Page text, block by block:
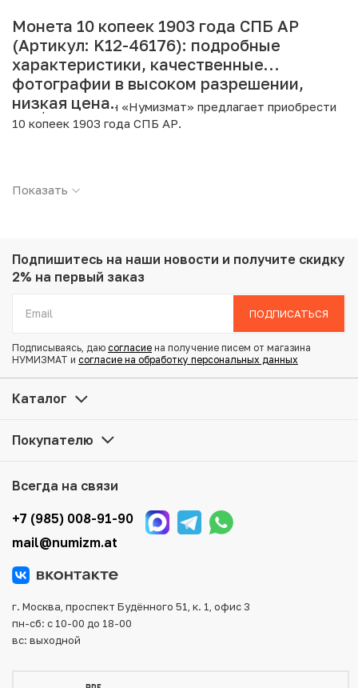
Монета 10 копеек 1903 года СПБ АР
(Артикул: K12-46176): подробные
характеристики, качественные
фотографии в высоком разрешении,
низкая цена.
Интернет магазин «Нумизмат» предлагает приобрести
10 копеек 1903 года СПБ АР.
Страна: Российская Империя
Металл: Серебро
Проба: 500
Купить 10 копеек 1903 года СПБ АР по привлекательной
цене можно в нашем интернет-магазине — Вам
нашем складе.
того, возможен самовывоз товара из офиса магазина.
Для вашего удобства представлены несколько способов
оплаты и доставки заказа. Все отправления надежно и
тщательно упаковываются, что исключает возможность
Показать
Подпишитесь на наши новости и получите скидку
2% на первый заказ
ПОДПИСАТЬСЯ
Подписываясь, даю согласие на получение писем от магазина
НУМИЗМАТ и согласие на обработку персональных данных
Каталог
Покупателю
Всегда на связи
+7 (985) 008-91-90
mail@numizm.at
г. Москва, проспект Будённого 51, к. 1, офис 3
пн-сб: с 10-00 до 18-00
вс: выходной